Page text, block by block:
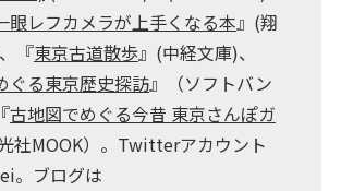
眼レフカメラが上手くなる本』(翔
『東京古道散歩』(中経文庫)、
ぐる東京歴史探訪』（ソフトバン
古地図でめぐる今昔 東京さんぽガ
社MOOK）。Twitterアカウント
。ブログは